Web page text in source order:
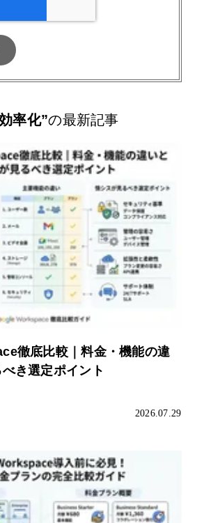
率化”の最新記事
徹底比較｜料金・機能の違
き選定ポイント
2026.07.29